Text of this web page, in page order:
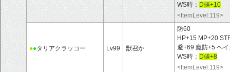
WS時： D値+10
<ItemLevel:119>
●●タリアクラッコー Lv99 獣召か
防60
HP+15 MP+20
避+69 魔防+5 ヘ
WS時： D値+8
<ItemLevel:119>